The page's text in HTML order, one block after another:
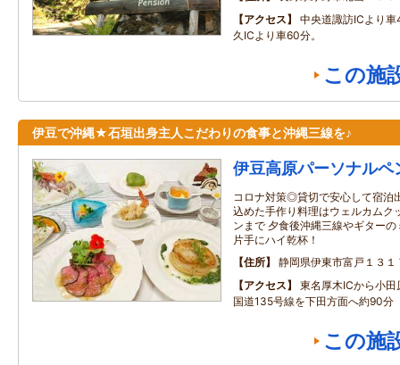
アクセス
中央道諏訪ICより
久ICより車60分。
この施
伊豆で沖縄★石垣出身主人こだわりの食事と沖縄三線を♪
伊豆高原パーソナルペ
コロナ対策◎貸切で安心して宿泊
込めた手作り料理はウェルカムク
ンまで 夕食後沖縄三線やギター
片手にハイ乾杯！
住所
静岡県伊東市富戸１３１
アクセス
東名厚木ICから小
国道135号線を下田方面へ約90分
この施